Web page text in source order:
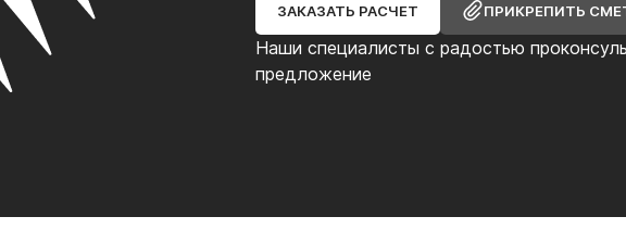
Наши специалисты с радостью
предложение
ЗАКАЗАТЬ РАСЧЕТ ПРИКРЕПИТЬ